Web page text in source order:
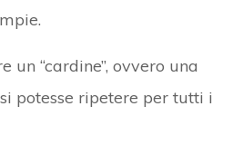
un “cardine”, ovvero una
potesse ripetere per tutti i